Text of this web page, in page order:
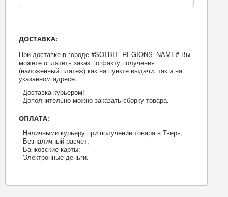
ДОСТАВКА:
При доставке в городе #SOTBIT_REGIONS_NAME# Вы
можете оплатить заказ по факту получения
(наложенный платеж) как на пункте выдачи, так и на
указанном адресе.
Доставка курьером!
Дополнительно можно заказать сборку товара.
ОПЛАТА:
Наличными курьеру при получении товара в Тверь;
Безналичный расчет;
Банковские карты;
Электронные деньги.